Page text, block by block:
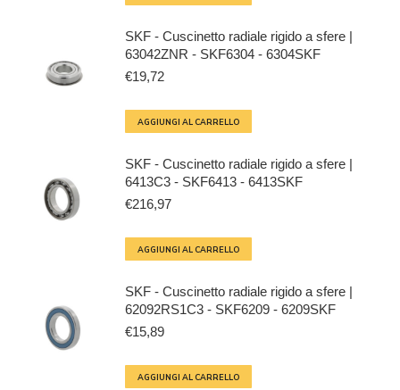
SKF - Cuscinetto radiale rigido a sfere |
63042ZNR - SKF6304 - 6304SKF
€19,72
AGGIUNGI AL CARRELLO
SKF - Cuscinetto radiale rigido a sfere |
6413C3 - SKF6413 - 6413SKF
€216,97
AGGIUNGI AL CARRELLO
SKF - Cuscinetto radiale rigido a sfere |
62092RS1C3 - SKF6209 - 6209SKF
€15,89
AGGIUNGI AL CARRELLO